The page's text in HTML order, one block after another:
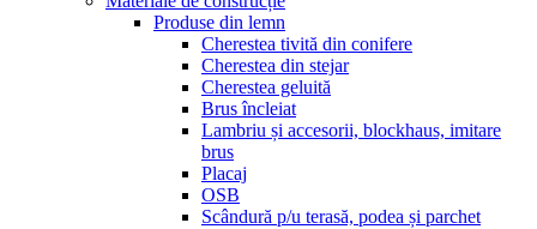
Produse din lemn
Cherestea tivită din conifere
Cherestea din stejar
Cherestea geluită
Brus încleiat
Lambriu și accesorii, blockhaus, imitare
brus
Placaj
OSB
Scândură p/u terasă, podea și parchet